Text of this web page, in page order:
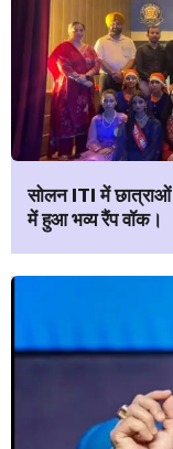
सोलन ITI में
में हुआ भव्य रैंप वॉक।